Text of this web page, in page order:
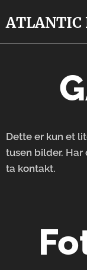
ATLANTIC
Dette er kun et
tusen bilder. Har
ta kontakt.